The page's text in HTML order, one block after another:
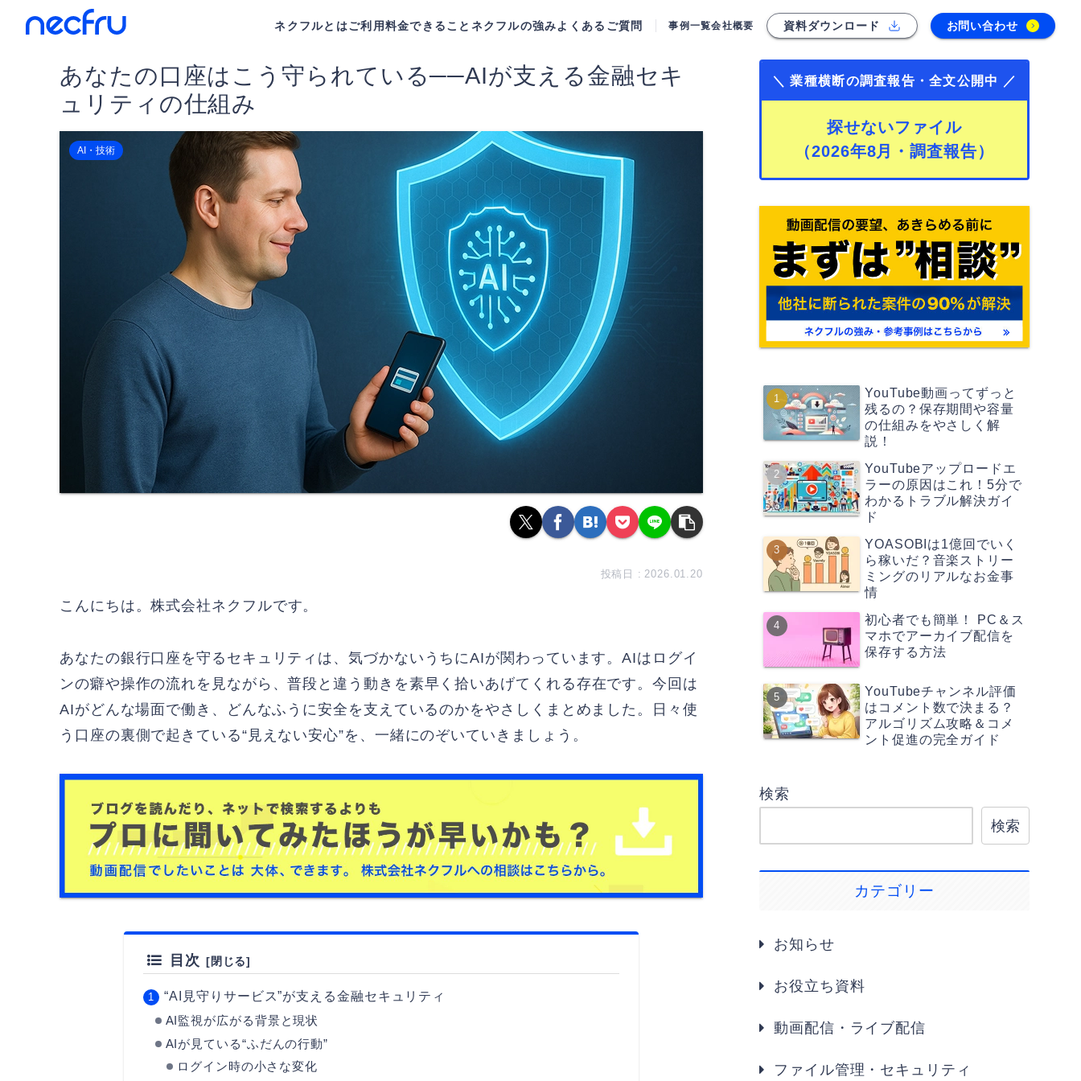
ネクフルとはご利用料金できること ネクフルの強みよくあるご質問 事例一覧会社概要 資料ダウンロード お問い合わせ
あなたの口座はこう守られている──AIが支える金融セキ
ュリティの仕組み
AI・技術
2026.01.20
こんにちは。株式会社ネクフルです。
あなたの銀行口座を守るセキュリティは、気づかないうちにAIが関わっています。AIはログイ
ンの癖や操作の流れを見ながら、普段と違う動きを素早く拾いあげてくれる存在です。今回は
AIがどんな場面で働き、どんなふうに安全を支えているのかをやさしくまとめました。日々使
う口座の裏側で起きている“見えない安心”を、一緒にのぞいていきましょう。
目次
“AI見守りサービス”が支える金融セキュリティ
AI監視が広がる背景と現状
AIが見ている“ふだんの行動”
ログイン時の小さな変化
＼ 業種横断の調査報告・全文公開中 ／
探せないファイル
（2026年8月・調査報告）
YouTube動画ってずっと
残るの？保存期間や容量
の仕組みをやさしく解
説！
YouTubeアップロードエ
ラーの原因はこれ！5分で
わかるトラブル解決ガイ
ド
YOASOBIは1億回でいく
ら稼いだ？音楽ストリー
ミングのリアルなお金事
情
初心者でも簡単！ PC＆ス
マホでアーカイブ配信を
保存する方法
YouTubeチャンネル評価
はコメント数で決まる？
アルゴリズム攻略＆コメ
ント促進の完全ガイド
検索
検索
カテゴリー
お知らせ
お役立ち資料
動画配信・ライブ配信
ファイル管理・セキュリティ